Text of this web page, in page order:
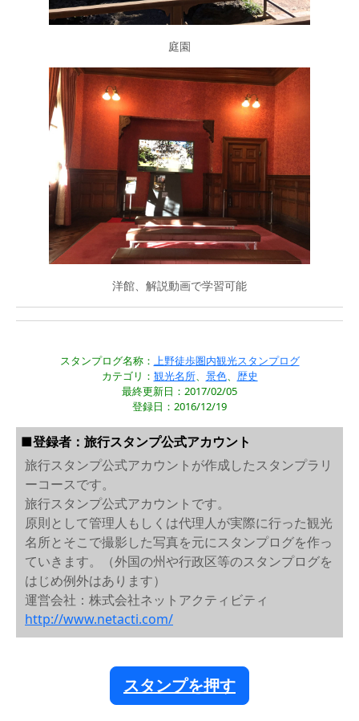
庭園
洋館、解説動画で学習可能
スタンプログ名称： 上野徒歩圏内観光スタンプログ
カテゴリ： 観光名所、 景色、 歴史
最終更新日：2017/02/05
登録日：2016/12/19
■登録者：旅行スタンプ公式アカウント
旅行スタンプ公式アカウントが作成したスタンプラリ
ーコースです。
旅行スタンプ公式アカウントです。
原則として管理人もしくは代理人が実際に行った観光
名所とそこで撮影した写真を元にスタンプログを作っ
ていきます。（外国の州や行政区等のスタンプログを
はじめ例外はあります）
運営会社：株式会社ネットアクティビティ
http://www.netacti.com/
スタンプを押す